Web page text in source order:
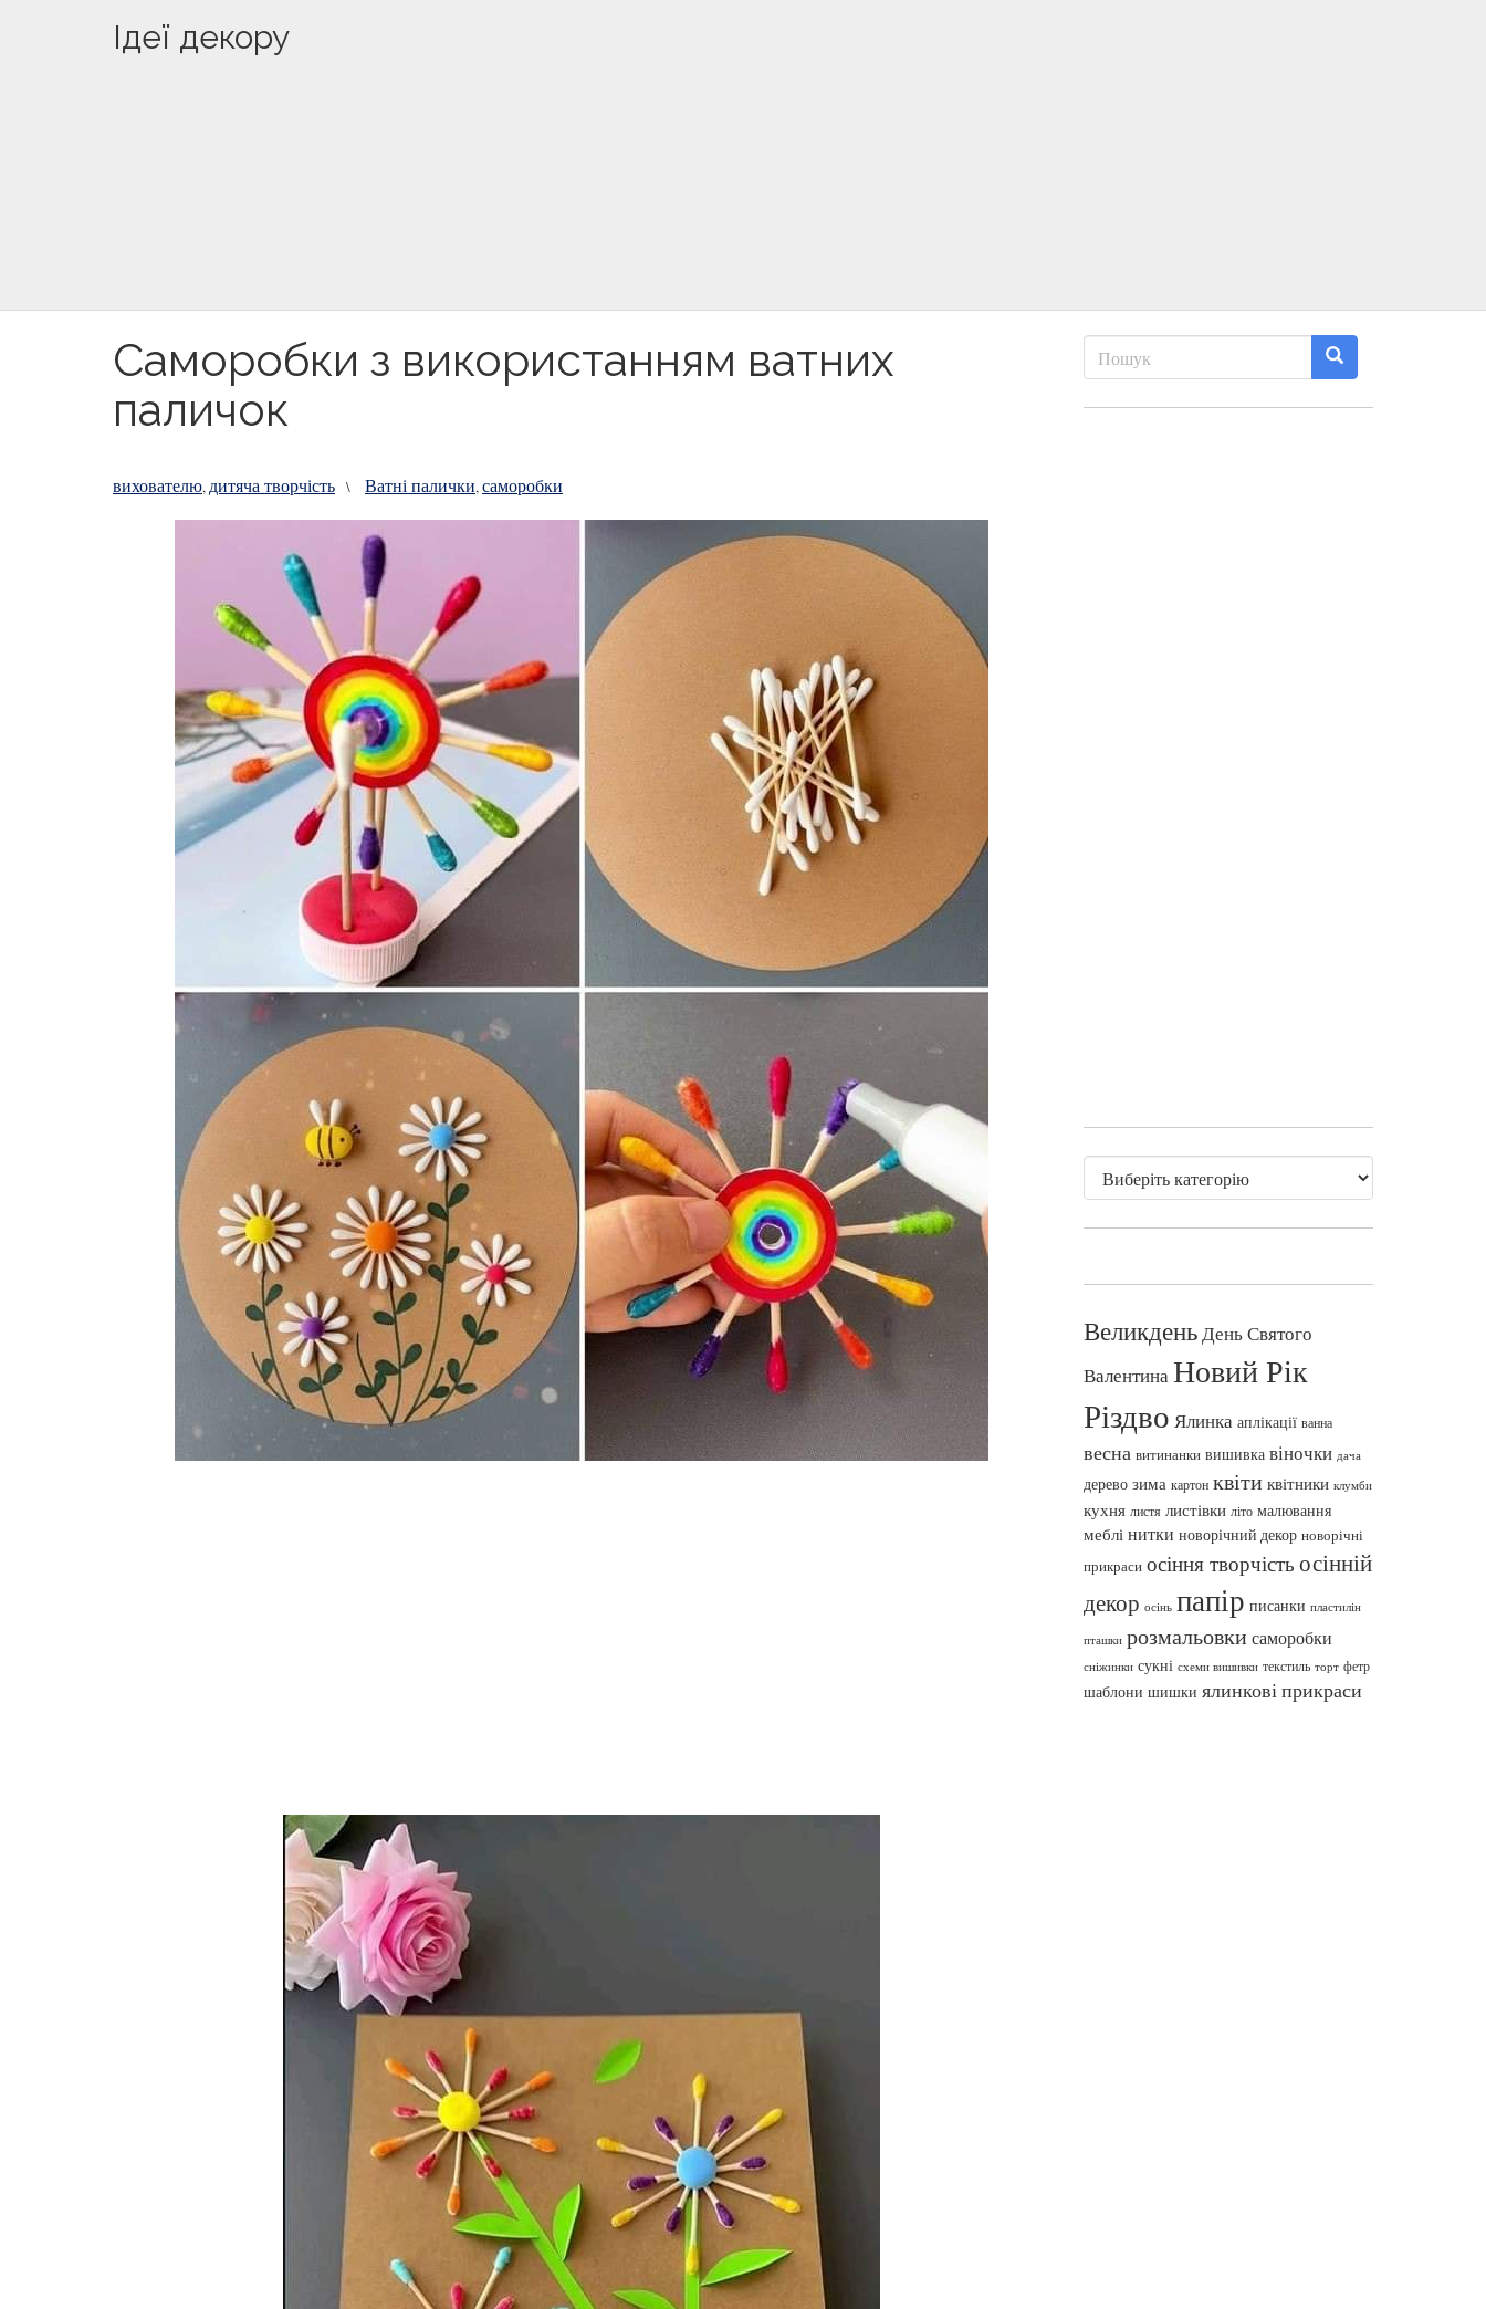
Ідеї декору
Саморобки з використанням ватних
паличок
вихователю, дитяча творчість \ Ватні палички,саморобки
ВеликденьДень Святого
ВалентинаНовий Рік
Різдво Ялинка аплікації ванна
весна витинанки вишивка віночки дача
дерево зима картон квіти квітники клумби
кухня листя листівки літо малювання
меблі нитки новорічний декор новорічні
прикраси осіння творчість осінній
декор осінь папір писанки пластилін
пташки розмальовки саморобки
сніжинки сукні схеми вишивки текстиль торт фетр
шаблони шишки ялинкові прикраси